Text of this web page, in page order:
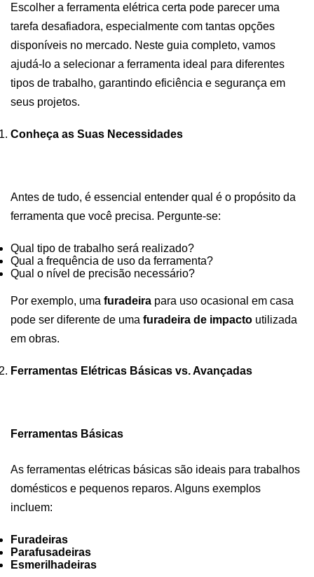
Escolher a ferramenta elétrica certa pode parecer uma
tarefa desafiadora, especialmente com tantas opções
disponíveis no mercado. Neste guia completo, vamos
ajudá-lo a selecionar a ferramenta ideal para diferentes
tipos de trabalho, garantindo eficiência e segurança em
seus projetos.
Conheça as Suas Necessidades
Antes de tudo, é essencial entender qual é o propósito da
ferramenta que você precisa. Pergunte-se:
Qual tipo de trabalho será realizado?
Qual a frequência de uso da ferramenta?
Qual o nível de precisão necessário?
Por exemplo, uma furadeira para uso ocasional em casa
pode ser diferente de uma furadeira de impacto utilizada
em obras.
Ferramentas Elétricas Básicas vs. Avançadas
Ferramentas Básicas
As ferramentas elétricas básicas são ideais para trabalhos
domésticos e pequenos reparos. Alguns exemplos
incluem:
Furadeiras
Parafusadeiras
Esmerilhadeiras